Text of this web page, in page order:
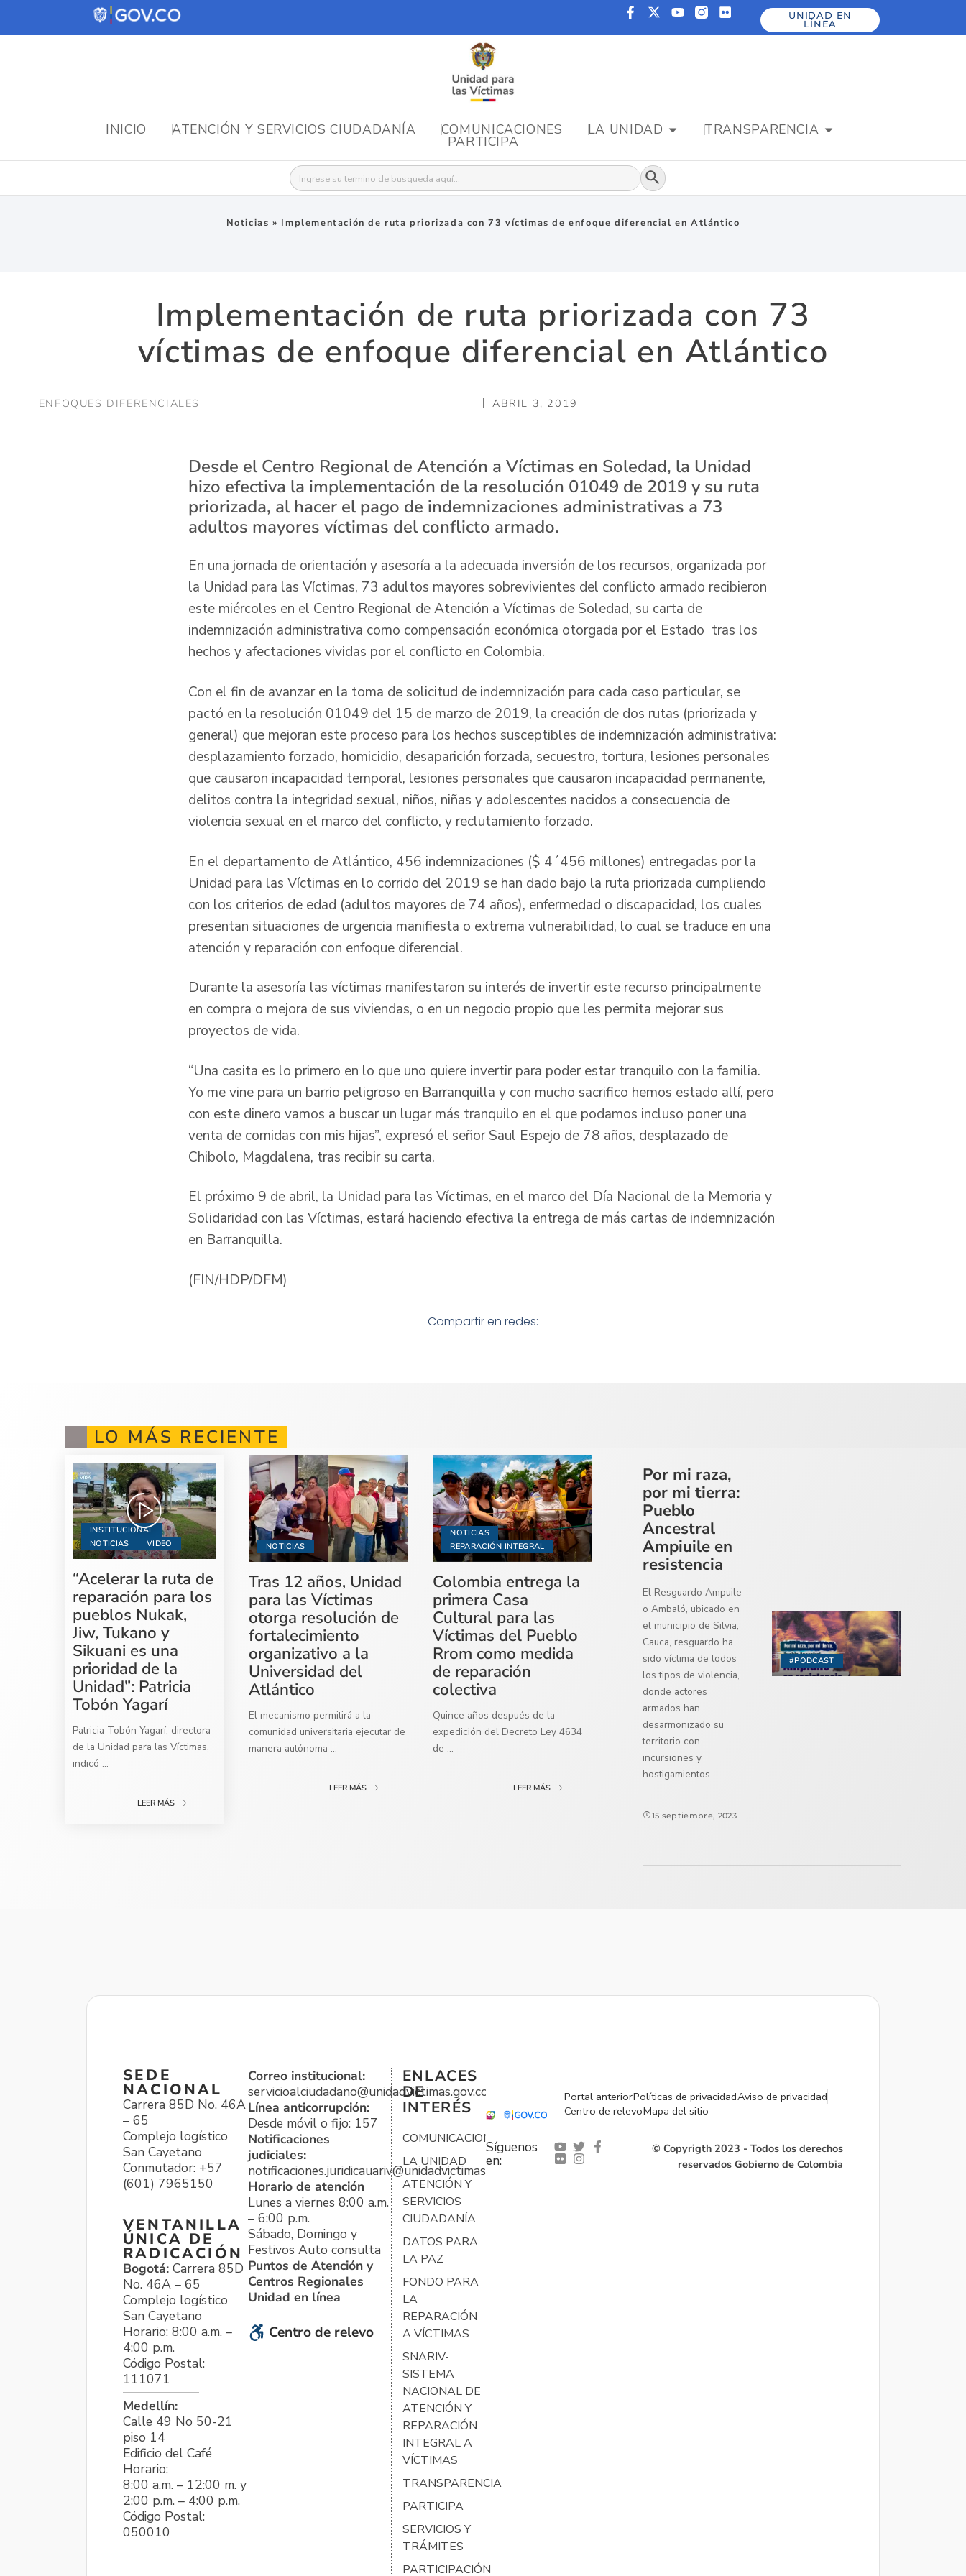
UNIDAD EN
LÍNEA
INICIO ATENCIÓN Y SERVICIOS CIUDADANÍA COMUNICACIONES LA UNIDAD TRANSPARENCIA
PARTICIPA
Buscar: Botón de búsqueda
Noticias » Implementación de ruta priorizada con 73 víctimas de enfoque diferencial en Atlántico
Implementación de ruta priorizada con 73
víctimas de enfoque diferencial en Atlántico
ENFOQUES DIFERENCIALES ABRIL 3, 2019
Desde el Centro Regional de Atención a Víctimas en Soledad, la Unidad
hizo efectiva la implementación de la resolución 01049 de 2019 y su ruta
priorizada, al hacer el pago de indemnizaciones administrativas a 73
adultos mayores víctimas del conflicto armado.
En una jornada de orientación y asesoría a la adecuada inversión de los recursos, organizada por
la Unidad para las Víctimas, 73 adultos mayores sobrevivientes del conflicto armado recibieron
este miércoles en el Centro Regional de Atención a Víctimas de Soledad, su carta de
indemnización administrativa como compensación económica otorgada por el Estado tras los
hechos y afectaciones vividas por el conflicto en Colombia.
Con el fin de avanzar en la toma de solicitud de indemnización para cada caso particular, se
pactó en la resolución 01049 del 15 de marzo de 2019, la creación de dos rutas (priorizada y
general) que mejoran este proceso para los hechos susceptibles de indemnización administrativa:
desplazamiento forzado, homicidio, desaparición forzada, secuestro, tortura, lesiones personales
que causaron incapacidad temporal, lesiones personales que causaron incapacidad permanente,
delitos contra la integridad sexual, niños, niñas y adolescentes nacidos a consecuencia de
violencia sexual en el marco del conflicto, y reclutamiento forzado.
En el departamento de Atlántico, 456 indemnizaciones ($ 4´456 millones) entregadas por la
Unidad para las Víctimas en lo corrido del 2019 se han dado bajo la ruta priorizada cumpliendo
con los criterios de edad (adultos mayores de 74 años), enfermedad o discapacidad, los cuales
presentan situaciones de urgencia manifiesta o extrema vulnerabilidad, lo cual se traduce en una
atención y reparación con enfoque diferencial.
Durante la asesoría las víctimas manifestaron su interés de invertir este recurso principalmente
en compra o mejora de sus viviendas, o en un negocio propio que les permita mejorar sus
proyectos de vida.
“Una casita es lo primero en lo que uno quiere invertir para poder estar tranquilo con la familia.
Yo me vine para un barrio peligroso en Barranquilla y con mucho sacrifico hemos estado allí, pero
con este dinero vamos a buscar un lugar más tranquilo en el que podamos incluso poner una
venta de comidas con mis hijas”, expresó el señor Saul Espejo de 78 años, desplazado de
Chibolo, Magdalena, tras recibir su carta.
El próximo 9 de abril, la Unidad para las Víctimas, en el marco del Día Nacional de la Memoria y
Solidaridad con las Víctimas, estará haciendo efectiva la entrega de más cartas de indemnización
en Barranquilla.
(FIN/HDP/DFM)
Compartir en redes:
LO MÁS RECIENTE
INSTITUCIONAL
NOTICIAS
VIDEO
“Acelerar la ruta de
reparación para los
pueblos Nukak,
Jiw, Tukano y
Sikuani es una
prioridad de la
Unidad”: Patricia
Tobón Yagarí
Patricia Tobón Yagarí, directora
de la Unidad para las Víctimas,
indicó ...
LEER MÁS
NOTICIAS
Tras 12 años, Unidad
para las Víctimas
otorga resolución de
fortalecimiento
organizativo a la
Universidad del
Atlántico
El mecanismo permitirá a la
comunidad universitaria ejecutar de
manera autónoma ...
LEER MÁS
NOTICIAS
REPARACIÓN INTEGRAL
Colombia entrega la
primera Casa
Cultural para las
Víctimas del Pueblo
Rrom como medida
de reparación
colectiva
Quince años después de la
expedición del Decreto Ley 4634
de ...
LEER MÁS
#PODCAST
Por mi raza,
por mi tierra:
Pueblo
Ancestral
Ampiuile en
resistencia
El Resguardo Ampuile
o Ambaló, ubicado en
el municipio de Silvia,
Cauca, resguardo ha
sido víctima de todos
los tipos de violencia,
donde actores
armados han
desarmonizado su
territorio con
incursiones y
hostigamientos.
15 septiembre, 2023
SEDE
NACIONAL
Carrera 85D No. 46A
– 65
Complejo logístico
San Cayetano
Conmutador: +57
(601) 7965150
VENTANILLA
ÚNICA DE
RADICACIÓN
Bogotá: Carrera 85D
No. 46A – 65
Complejo logístico
San Cayetano
Horario: 8:00 a.m. –
4:00 p.m.
Código Postal:
111071
Medellín:
Calle 49 No 50-21
piso 14
Edificio del Café
Horario:
8:00 a.m. – 12:00 m. y
2:00 p.m. – 4:00 p.m.
Código Postal:
050010
Correo institucional:
servicioalciudadano@unidadvictimas.gov.co
Línea anticorrupción:
Desde móvil o fijo: 157
Notificaciones
judiciales:
notificaciones.juridicauariv@unidadvictimas.gov.co
Horario de atención
Lunes a viernes 8:00 a.m.
– 6:00 p.m.
Sábado, Domingo y
Festivos Auto consulta
Puntos de Atención y
Centros Regionales
Unidad en línea
Centro de relevo
ENLACES
DE
INTERÉS
COMUNICACIONES
LA UNIDAD
ATENCIÓN Y
SERVICIOS
CIUDADANÍA
DATOS PARA
LA PAZ
FONDO PARA
LA
REPARACIÓN
A VÍCTIMAS
SNARIV-
SISTEMA
NACIONAL DE
ATENCIÓN Y
REPARACIÓN
INTEGRAL A
VÍCTIMAS
TRANSPARENCIA
PARTICIPA
SERVICIOS Y
TRÁMITES
PARTICIPACIÓN
Portal anteriorPolíticas de privacidadAviso de privacidad
Centro de relevoMapa del sitio
Síguenos
en:
© Copyrigth 2023 - Todos los derechos
reservados Gobierno de Colombia